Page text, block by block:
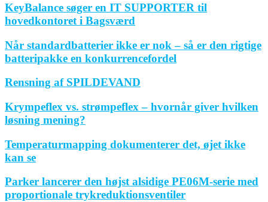
KeyBalance søger en IT SUPPORTER til
hovedkontoret i Bagsværd
Når standardbatterier ikke er nok – så er den rigtige
batteripakke en konkurrencefordel
Rensning af SPILDEVAND
Krympeflex vs. strømpeflex – hvornår giver hvilken
løsning mening?
Temperaturmapping dokumenterer det, øjet ikke
kan se
Parker lancerer den højst alsidige PE06M-serie med
proportionale trykreduktionsventiler